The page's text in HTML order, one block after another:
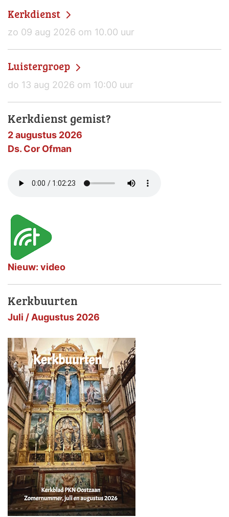
Kerkdienst
zo 09 aug 2026 om 10.00 uur
Luistergroep
do 13 aug 2026 om 10:00 uur
Kerkdienst gemist?
2 augustus 2026
Ds. Cor Ofman
Nieuw: video
Kerkbuurten
Juli / Augustus 2026